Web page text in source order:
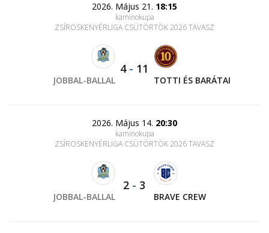
2026. Május 21. 18:15
kaminokupa
ZSÍROSKENYÉRLIGA CSÜTÖRTÖK 2026 TAVASZ
JOBBAL-BALLAL
4- 11
TOTTI ÉS BARÁTAI
2026. Május 14. 20:30
kaminokupa
ZSÍROSKENYÉRLIGA CSÜTÖRTÖK 2026 TAVASZ
JOBBAL-BALLAL
2 - 3
BRAVE CREW